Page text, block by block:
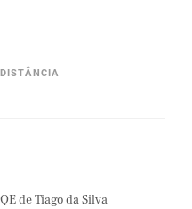
de Tiago da Silva